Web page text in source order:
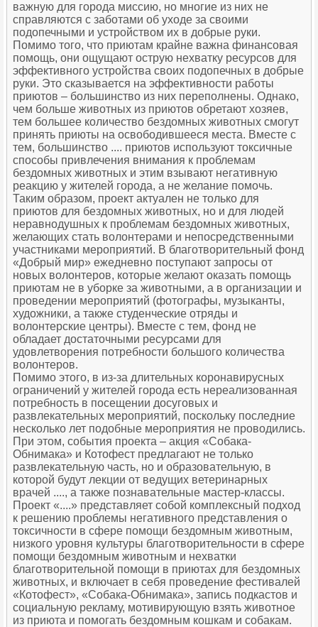
важную для города миссию, но многие из них не
справляются с заботами об уходе за своими
подопечными и устройством их в добрые руки.
Помимо того, что приютам крайне важна финансовая
помощь, они ощущают острую нехватку ресурсов для
эффективного устройства своих подопечных в добрые
руки. Это сказывается на эффективности работы
приютов – большинство из них переполнены. Однако,
чем больше животных из приютов обретают хозяев,
тем большее количество бездомных животных смогут
принять приюты на освободившееся места. Вместе с
тем, большинство .... приютов используют токсичные
способы привлечения внимания к проблемам
бездомных животных и этим взывают негативную
реакцию у жителей города, а не желание помочь.
Таким образом, проект актуален не только для
приютов для бездомных животных, но и для людей
неравнодушных к проблемам бездомных животных,
желающих стать волонтерами и непосредственными
участниками мероприятий. В благотворительный фонд
«Добрый мир» ежедневно поступают запросы от
новых волонтеров, которые желают оказать помощь
приютам не в уборке за животными, а в организации и
проведении мероприятий (фотографы, музыканты,
художники, а также студенческие отряды и
волонтерские центры). Вместе с тем, фонд не
обладает достаточными ресурсами для
удовлетворения потребности большого количества
волонтеров.
Помимо этого, в из-за длительных коронавирусных
ограничений у жителей города есть нереализованная
потребность в посещении досуговых и
развлекательных мероприятий, поскольку последние
несколько лет подобные мероприятия не проводились.
При этом, события проекта – акция «Собака-
Обнимака» и Котофест предлагают не только
развлекательную часть, но и образовательную, в
которой будут лекции от ведущих ветеринарных
врачей ...., а также познавательные мастер-классы.
Проект «....» представляет собой комплексный подход
к решению проблемы негативного представления о
токсичности в сфере помощи бездомным животным,
низкого уровня культуры благотворительности в сфере
помощи бездомным животным и нехватки
благотворительной помощи в приютах для бездомных
животных, и включает в себя проведение фестивалей
«Котофест», «Собака-Обнимака», запись подкастов и
социальную рекламу, мотивирующую взять животное
из приюта и помогать бездомным кошкам и собакам.